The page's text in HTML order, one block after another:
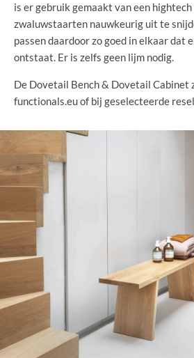
is er gebruik gemaakt van een
zwaluwstaarten nauwkeurig uit te
passen daardoor zo goed in elkaar dat
ontstaat. Er is zelfs geen lijm nodig.
De Dovetail Bench & Dovetail Cabinet
functionals.eu of bij geselecteerde